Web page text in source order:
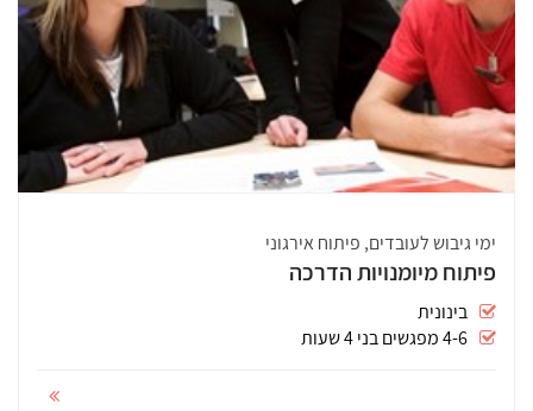
ימי גיבוש לעובדים, פיתוח אירגוני
פיתוח מיומנויות הדרכה
בינונית
4-6 מפגשים בני 4 שעות